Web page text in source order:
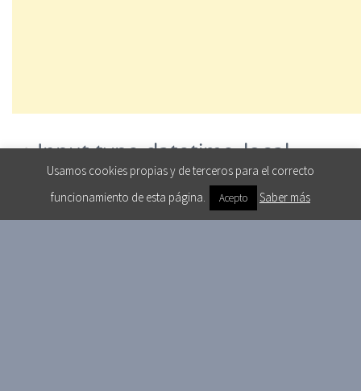
Input type datetime-local
Campo para introducir fecha y hora, sin zona
horaria específica.
Usamos cookies propias y de terceros para el correcto
funcionamiento de esta página.
Acepto Saber más